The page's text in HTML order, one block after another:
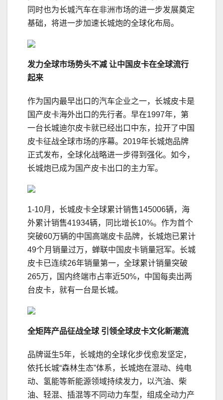
同时也为长城汽车在非洲市场的进一步发展奠定
基础，将进一步加速长城炮的全球化布局。
发力全球市场势头不减 让中国皮卡在全球流行
起来
作为国内最早出口的汽车企业之一，长城皮卡是
国产皮卡海外出口的先行者。早在1997年，第
一台长城迪尔皮卡就已经出口中东，拉开了中国
皮卡征战全球市场的序幕。2019年长城炮品牌
正式发布，全球化战略进一步得到强化。如今，
长城炮已成为国产皮卡出口的主力军。
1-10月，长城皮卡全球累计销售145006辆，海
外累计销售41934辆，同比增长10%。作为首个
突破60万辆的中国高端皮卡品牌，长城炮已累计
49个月销量过万，蝉联中国皮卡销量冠军。长城
皮卡已连续26年销量第一，全球累计销量突破
265万，国内终端市占率近50%，中国每卖出两
台皮卡，就有一台是长城。
全矩阵产品征战全球 引领全球皮卡文化新潮流
品牌诞生5年，长城炮的全球化步伐愈发坚定，
依托长城“森林生态”体系，长城炮在混动、纯电
动、氢能等新能源领域持续发力，以汽油、柴
油、轻混、插混等不同动力车型，组成全动力产